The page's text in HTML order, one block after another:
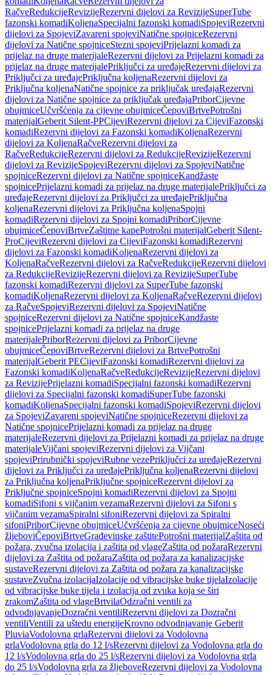
RačveRedukcijeRevizijeRezervni dijelovi za RevizijeSuperTube
fazonski komadiKoljenaSpecijalni fazonski komadiSpojeviRezervni
dijelovi za SpojeviZavareni spojeviNatične spojniceRezervni
dijelovi za Natične spojniceStezni spojeviPrijelazni komadi za
prijelaz na druge materijaleRezervni dijelovi za Prijelazni komadi za
prijelaz na druge materijalePriključci za uređajeRezervni dijelovi za
Priključci za uređajePriključna koljenaRezervni dijelovi za
Priključna koljenaNatične spojnice za priključak uređajaRezervni
dijelovi za Natične spojnice za priključak uređajaPriborCijevne
obujmiceUčvršćenja za cijevne obujmiceČepoviBrtvePotrošni
materijalGeberit Silent-PPCijeviRezervni dijelovi za CijeviFazonski
komadiRezervni dijelovi za Fazonski komadiKoljenaRezervni
dijelovi za KoljenaRačveRezervni dijelovi za
RačveRedukcijeRezervni dijelovi za RedukcijeRevizijeRezervni
dijelovi za RevizijeSpojeviRezervni dijelovi za SpojeviNatične
spojniceRezervni dijelovi za Natične spojniceKandžaste
spojnicePrijelazni komadi za prijelaz na druge materijalePriključci za
uređajeRezervni dijelovi za Priključci za uređajePriključna
koljenaRezervni dijelovi za Priključna koljenaSpojni
komadiRezervni dijelovi za Spojni komadiPriborCijevne
obujmiceČepoviBrtveZaštitne kapePotrošni materijalGeberit Silent-
ProCijeviRezervni dijelovi za CijeviFazonski komadiRezervni
dijelovi za Fazonski komadiKoljenaRezervni dijelovi za
KoljenaRačveRezervni dijelovi za RačveRedukcijeRezervni dijelovi
za RedukcijeRevizijeRezervni dijelovi za RevizijeSuperTube
fazonski komadiRezervni dijelovi za SuperTube fazonski
komadiKoljenaRezervni dijelovi za KoljenaRačveRezervni dijelovi
za RačveSpojeviRezervni dijelovi za SpojeviNatične
spojniceRezervni dijelovi za Natične spojniceKandžaste
spojnicePrijelazni komadi za prijelaz na druge
materijalePriborRezervni dijelovi za PriborCijevne
obujmiceČepoviBrtveRezervni dijelovi za BrtvePotrošni
materijalGeberit PECijeviFazonski komadiRezervni dijelovi za
Fazonski komadiKoljenaRačveRedukcijeRevizijeRezervni dijelovi
za RevizijePrijelazni komadiSpecijalni fazonski komadiRezervni
dijelovi za Specijalni fazonski komadiSuperTube fazonski
komadiKoljenaSpecijalni fazonski komadiSpojeviRezervni dijelovi
za SpojeviZavareni spojeviNatične spojniceRezervni dijelovi za
Natične spojnicePrijelazni komadi za prijelaz na druge
materijaleRezervni dijelovi za Prijelazni komadi za prijelaz na druge
materijaleVijčani spojeviRezervni dijelovi za Vijčani
spojeviPrirubnički spojeviRubne vezePriključci za uređajeRezervni
dijelovi za Priključci za uređajePriključna koljenaRezervni dijelovi
za Priključna koljenaPriključne spojniceRezervni dijelovi za
Priključne spojniceSpojni komadiRezervni dijelovi za Spojni
komadiSifoni s vijčanim vezamaRezervni dijelovi za Sifoni s
vijčanim vezamaSpiralni sifoniRezervni dijelovi za Spiralni
sifoniPriborCijevne obujmiceUčvršćenja za cijevne obujmiceNoseći
žljeboviČepoviBrtveGrađevinske zaštitePotrošni materijalZaštita od
požara, zvučna izolacija i zaštita od vlageZaštita od požaraRezervni
dijelovi za Zaštita od požaraZaštita od požara za kanalizacijske
sustaveRezervni dijelovi za Zaštita od požara za kanalizacijske
sustaveZvučna izolacijaIzolacije od vibracijske buke tijelaIzolacije
od vibracijske buke tijela i izolacija od zvuka koja se širi
zrakomZaštita od vlageBrtvilaOdzračni ventili za
odvodnjavanjeDozračni ventiliRezervni dijelovi za Dozračni
ventiliVentili za uštedu energijeKrovno odvodnjavanje Geberit
PluviaVodolovna grlaRezervni dijelovi za Vodolovna
grlaVodolovna grla do 12 l/sRezervni dijelovi za Vodolovna grla do
12 l/sVodolovna grla do 25 l/sRezervni dijelovi za Vodolovna grla
do 25 l/sVodolovna grla za žljeboveRezervni dijelovi za Vodolovna